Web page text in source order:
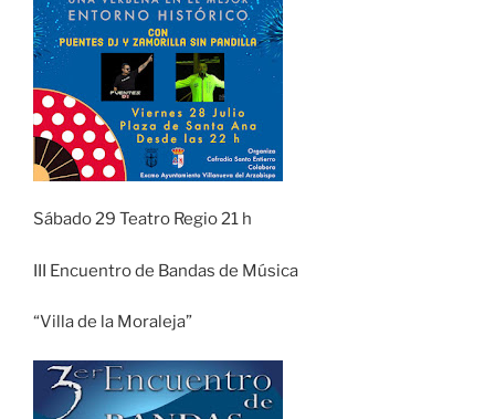
Sábado 29 Teatro Regio 21 h
III Encuentro de Bandas de Música
“Villa de la Moraleja”